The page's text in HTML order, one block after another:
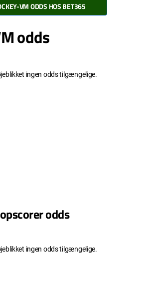
VM ODDS HOS BET365
odds
ingen odds tilgængelige.
odds
ingen odds tilgængelige.